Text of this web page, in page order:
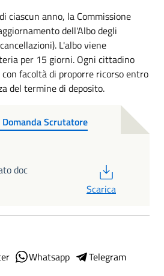
ciascun anno, la Commissione
dell'Albo degli
L'albo viene
per 15 giorni. Ogni cittadino
facoltà di proporre ricorso entro
del termine di deposito.
Scrutatore
doc
Scarica
Whatsapp
Telegram